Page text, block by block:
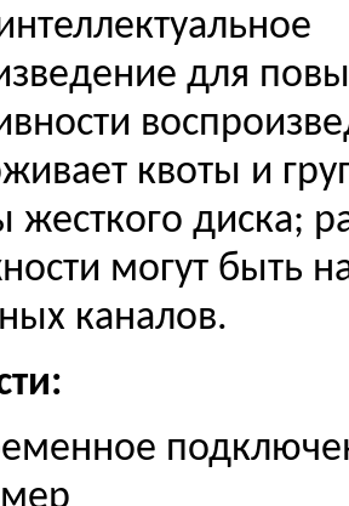
для
квоты и
диска;
могут быть
каналов.